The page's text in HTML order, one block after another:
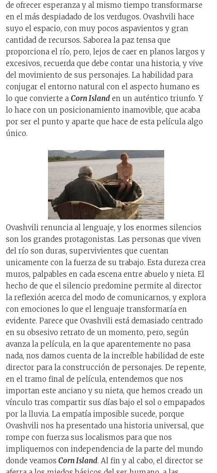
de ofrecer esperanza y al mismo tiempo transformarse
en el más despiadado de los verdugos. Ovashvili hace
suyo el espacio, con muy pocos aspavientos y gran
cantidad de recursos. Saborea la paz tensa que
proporciona el río, pero, lejos de caer en planos largos y
excesivos, recuerda que debe contar una historia, y vive
del movimiento de sus personajes. La habilidad para
conjugar el entorno natural con el aspecto humano es
lo que convierte a Corn Island en un auténtico triunfo. Y
lo hace con un posicionamiento inamovible, que acaba
por ser el punto y aparte que hace de esta película algo
único.
Ovashvili renuncia al lenguaje, y los enormes silencios
son los grandes protagonistas. Las personas que viven
del río son duras, supervivientes que cuentan
unicamente con la fuerza de su trabajo. Esta dureza crea
muros, palpables en cada escena entre abuelo y nieta. El
hecho de que el silencio predomine permite al director
la reflexión acerca del modo de comunicarnos, y explora
con emociones lo que el lenguaje transformaría en
evidente. Parece que Ovashvili está demasiado centrado
en su obsesivo retrato de un momento, pero, según
avanza la película, en la que aparentemente no pasa
nada, nos damos cuenta de la increíble habilidad de este
director para la construcción de personajes. De repente,
en el tramo final de película, entendemos que nos
importan este anciano y su nieta, que hemos creado un
vínculo tras compartir sus días bajo el sol o empapados
por la lluvia. La empatía imposible sucede, porque
Ovashvili nos ha presentado una historia universal, que
rompe con fuerza sus localismos para que nos
impliquemos con independencia de la parte del mundo
donde veamos Corn Island. Al fin y al cabo, el director se